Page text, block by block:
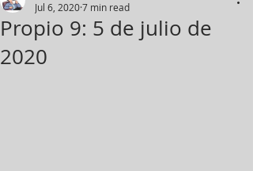
Propio 9: 5 de julio de
2020
Jul 6, 20207 min read